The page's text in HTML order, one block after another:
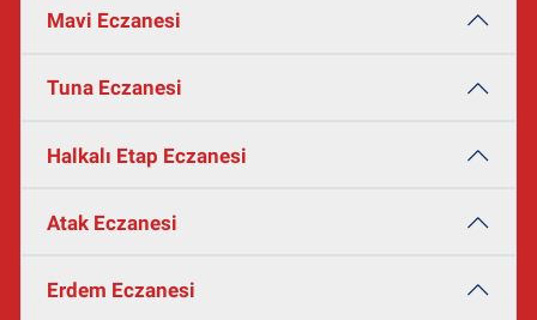
Mavi Eczanesi
Tuna Eczanesi
Halkalı Etap Eczanesi
Atak Eczanesi
Erdem Eczanesi